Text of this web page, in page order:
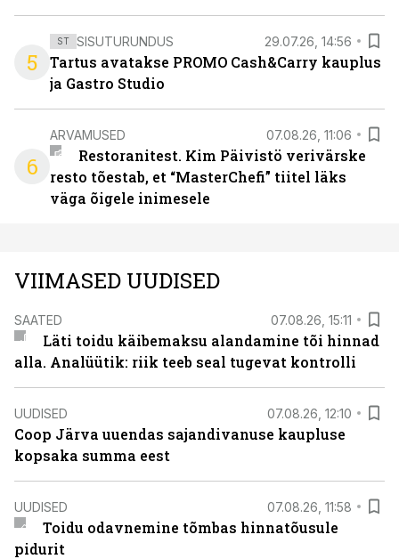
5
ST SISUTURUNDUS 29.07.26, 14:56
Tartus avatakse PROMO Cash&Carry kauplus
ja Gastro Studio
6
ARVAMUSED 07.08.26, 11:06
Restoranitest. Kim Päivistö verivärske
resto tõestab, et “MasterChefi” tiitel läks
väga õigele inimesele
VIIMASED UUDISED
SAATED 07.08.26, 15:11
Läti toidu käibemaksu alandamine tõi hinnad
alla. Analüütik: riik teeb seal tugevat kontrolli
UUDISED 07.08.26, 12:10
Coop Järva uuendas sajandivanuse kaupluse
kopsaka summa eest
UUDISED 07.08.26, 11:58
Toidu odavnemine tõmbas hinnatõusule
pidurit